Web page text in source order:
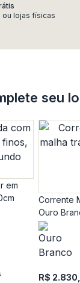
ou lojas físicas
seu
em
Corrente
Ouro
R$